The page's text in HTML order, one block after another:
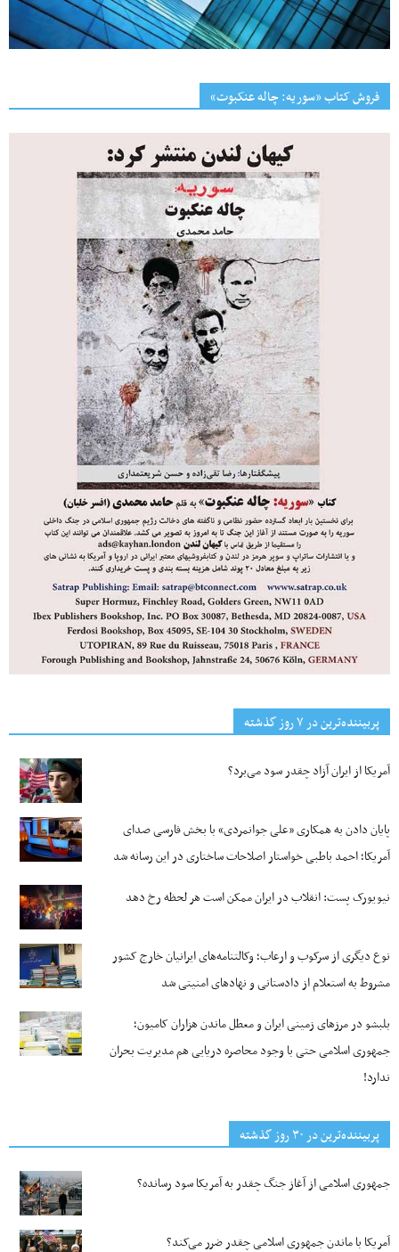
فروش کتاب «سوریه: چاله عنکبوت»
پربیننده‌ترین‌ در ۷ روز گذشته
آمریکا از ایران آزاد چقدر سود می‌برد؟
پایان دادن به همکاری «علی جوانمردی» با بخش فارسی صدای
آمریکا؛ احمد باطبی خواستار اصلاحات ساختاری در این رسانه شد
نیویورک پست: انقلاب در ایران ممکن است هر لحظه رخ دهد
نوع دیگری از سرکوب و ارعاب؛ وکالتنامه‌های ایرانیان خارج کشور
مشروط به استعلام از دادستانی و نهادهای امنیتی شد
بلبشو در مرزهای زمینی ایران و معطل ماندن هزاران کامیون؛
جمهوری اسلامی حتی با وجود محاصره دریایی هم مدیریت بحران
ندارد!
پربیننده‌ترین‌ در ۳۰ روز گذشته
جمهوری اسلامی از آغاز جنگ چقدر به آمریکا سود رسانده؟
آمریکا با ماندن جمهوری اسلامی چقدر ضرر می‌کند؟